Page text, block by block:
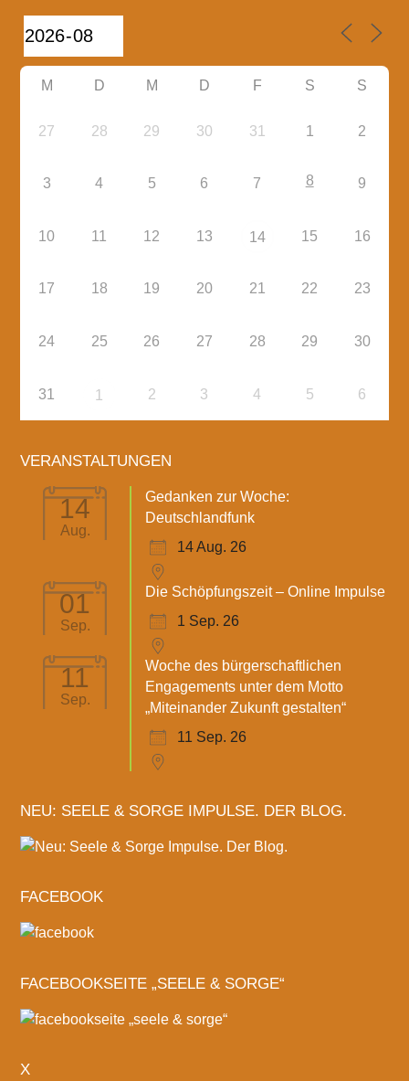
M D M D F S S
27 28 29 30 31 1 2
3 4 5 6 7 8 9
10 11 12 13 14 15 16
17 18 19 20 21 22 23
24 25 26 27 28 29 30
31 1 2 3 4 5 6
VERANSTALTUNGEN
14
Aug.
Gedanken zur Woche:
Deutschlandfunk
14 Aug. 26
01
Sep.
Die Schöpfungszeit – Online Impulse
1 Sep. 26
11
Sep.
Woche des bürgerschaftlichen
Engagements unter dem Motto
„Miteinander Zukunft gestalten“
11 Sep. 26
NEU: SEELE & SORGE IMPULSE. DER BLOG.
FACEBOOK
FACEBOOKSEITE „SEELE & SORGE“
X